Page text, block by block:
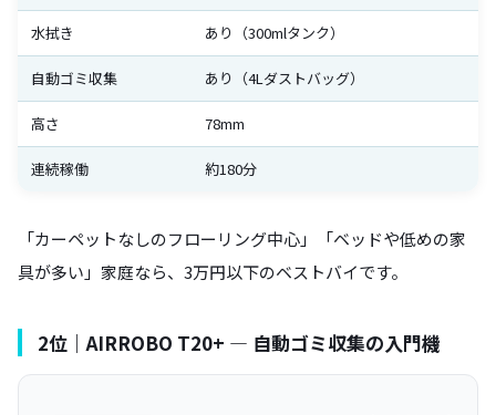
水拭き あり（300mlタンク）
自動ゴミ収集 あり（4Lダストバッグ）
高さ 78mm
連続稼働 約180分
「カーペットなしのフローリング中心」「ベッドや低めの家
具が多い」家庭なら、3万円以下のベストバイです。
2位｜AIRROBO T20+ — 自動ゴミ収集の入門機